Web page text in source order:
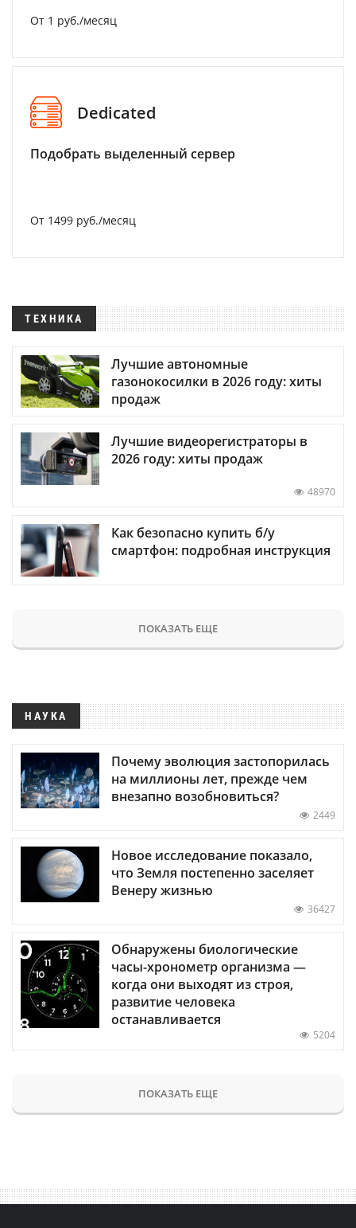
От 1 руб./месяц
Dedicated
Подобрать выделенный сервер
От 1499 руб./месяц
ТЕХНИКА
Лучшие автономные
газонокосилки в 2026 году: хиты
продаж
Лучшие видеорегистраторы в
2026 году: хиты продаж
48970
Как безопасно купить б/у
смартфон: подробная инструкция
ПОКАЗАТЬ ЕЩЕ
НАУКА
Почему эволюция застопорилась
на миллионы лет, прежде чем
внезапно возобновиться?
2449
Новое исследование показало,
что Земля постепенно заселяет
Венеру жизнью
36427
Обнаружены биологические
часы-хронометр организма —
когда они выходят из строя,
развитие человека
останавливается
5204
ПОКАЗАТЬ ЕЩЕ